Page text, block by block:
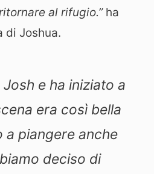
al rifugio.”ha
di Joshua.
e ha iniziato a
era così bella
a piangere anche
deciso di